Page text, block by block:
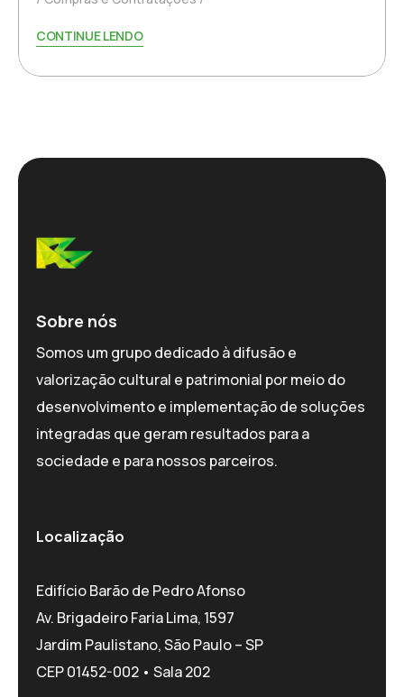
CONTINUE LENDO
Sobre nós
Somos um grupo dedicado à difusão e
valorização cultural e patrimonial por meio do
desenvolvimento e implementação de soluções
integradas que geram resultados para a
sociedade e para nossos parceiros.
Localização
Edifício Barão de Pedro Afonso
Av. Brigadeiro Faria Lima, 1597
Jardim Paulistano, São Paulo – SP
CEP 01452-002 • Sala 202